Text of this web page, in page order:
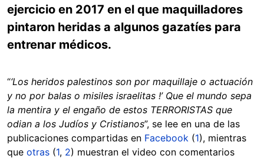
ejercicio en 2017 en el que maquilladores
pintaron heridas a algunos gazatíes para
entrenar médicos.
“‘Los heridos palestinos son por maquillaje o actuación
y no por balas o misiles israelitas !’ Que el mundo sepa
la mentira y el engaño de estos TERRORISTAS que
odian a los Judíos y Cristianos”, se lee en una de las
publicaciones compartidas en Facebook (1), mientras
que otras (1, 2) muestran el video con comentarios